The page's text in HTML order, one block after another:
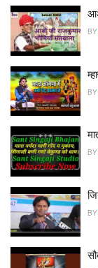
BY
BY
BY
BY